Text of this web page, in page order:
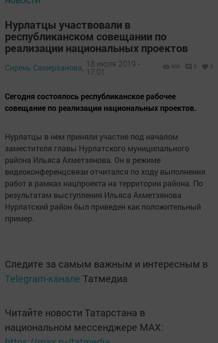
Нурлатцы участвовали в
республиканском совещании по
реализации национальных проектов
Сирень Самерханова, 18 июля 2019 -
17:01
909 0 0
Сегодня состоялось республиканское рабочее
совещание по реализации национальных проектов.
Нурлатцы в нем приняли участие под началом
заместителя главы Нурлатского муниципального
района Ильяса Ахметзянова. Он в режиме
видеоконференцсвязи отчитался по ходу выполнения
работ в рамках нацпроекта на территории района. По
результатам выступления Ильяса Ахметзянова
Нурлатский район был приведен как положительный
пример.
Следите за самым важным и интересным в
Telegram-канале Татмедиа
Читайте новости Татарстана в
национальном мессенджере MАХ: